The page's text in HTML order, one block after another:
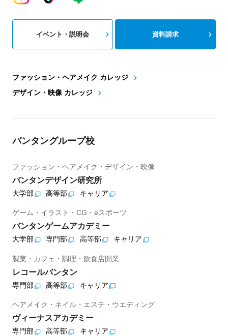
ファッション・ヘアメイク カレッジ
デザイン・映像 カレッジ
イベント・説明会 資料請求
バンタングループ校
ファッション・ヘアメイク・デザイン・映像
バンタンデザイン研究所
大学部 高等部 キャリア
ゲーム・イラスト・CG・eスポーツ
バンタンゲームアカデミー
大学部 専門部 高等部 キャリア
製菓・カフェ・調理・飲食店開業
レコールバンタン
専門部 高等部 キャリア
ヘアメイク・ネイル・エステ・ウエディング
ヴィーナスアカデミー
専門部 高等部 キャリア